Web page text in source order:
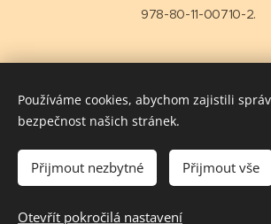
978-80-11-00710-2.
Používáme cookies, abychom zajistili
bezpečnost našich stránek.
Přijmout nezbytné Přijmout vše
Otevřít pokročilá nastavení